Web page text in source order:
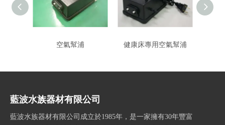
空氣幫浦 健康床專用空氣幫浦
藍波水族器材有限公司
藍波水族器材有限公司成立於1985年，是一家擁有30年豐富